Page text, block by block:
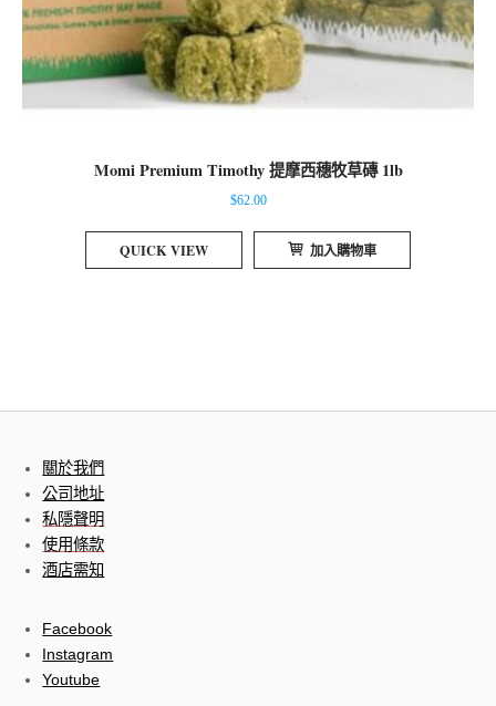
Momi Premium Timothy 提摩西穗牧草磚 1lb
$62.00
QUICK VIEW 加入購物車
關於我們
公司地址
私隱聲明
使用條款
酒店需知
Facebook
Instagram
Youtube